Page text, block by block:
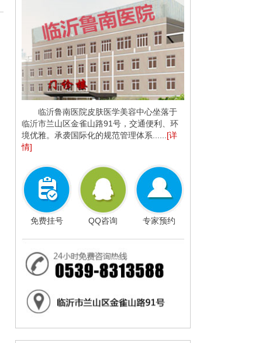
临沂鲁南医院皮肤医学美容中心坐落于
临沂市兰山区金雀山路91号，交通便利、环
境优雅。承袭国际化的规范管理体系......[详
情]
免费挂号 QQ咨询 专家预约